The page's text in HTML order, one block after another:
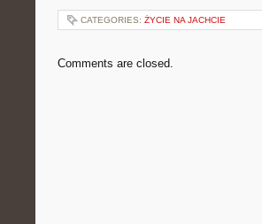
CATEGORIES: ŻYCIE NA JACHCIE
Comments are closed.